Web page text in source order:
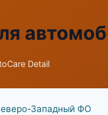
Detail
Западный ФО